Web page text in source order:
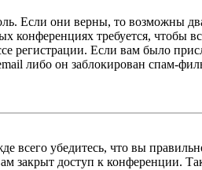
Если они верны, то возможны
конференциях требуется, чтобы
регистрации. Если вам было
либо он заблокирован спам-
всего убедитесь, что вы
закрыт доступ к конференции.